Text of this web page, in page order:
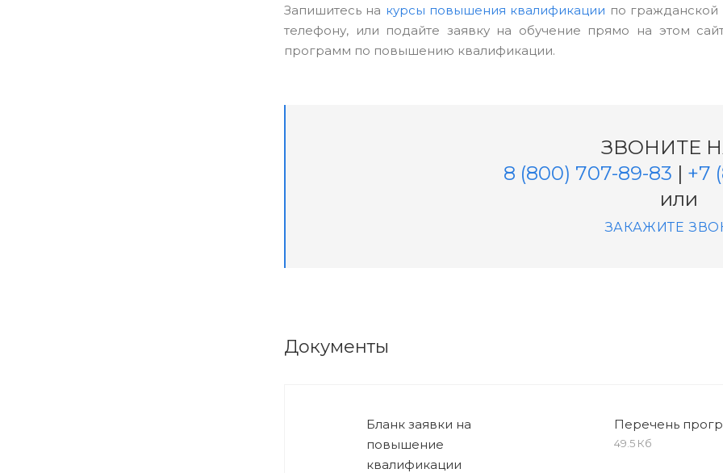
Запишитесь на курсы повышения квалификации по
телефону, или подайте заявку на обучение прямо на этом
программ по повышению квалификации.
ЗВОНИТЕ
8 (800) 707-89-83 | +7
или
ЗАКАЖИТЕ
Документы
Бланк заявки на
повышение
квалификации
Перечень
49.5 Кб